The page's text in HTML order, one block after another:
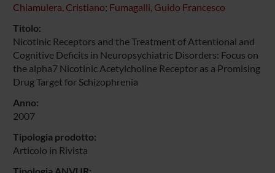
Chiamulera, Cristiano; Fumagalli, Guido Francesco
Titolo:
Nicotinic Receptors and the Treatment of Attentional and
Cognitive Deficits in Neuropsychiatric Disorders: Focus on
the alpha7 Nicotinic Acetylcholine Receptor as a Promising
Drug Target for Schizophrenia
Anno:
2007
Tipologia prodotto:
Articolo in Rivista